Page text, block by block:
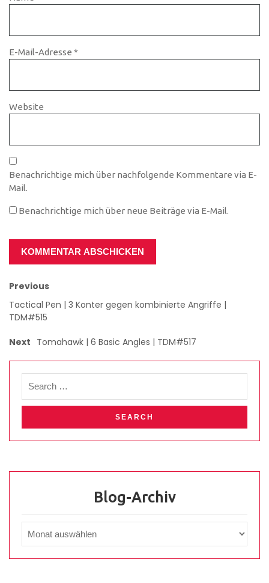
E-Mail-Adresse *
Website
Benachrichtige mich über nachfolgende Kommentare via E-
Mail.
Benachrichtige mich über neue Beiträge via E-Mail.
Previous
Tactical Pen | 3 Konter gegen kombinierte Angriffe |
TDM#515
Next Tomahawk | 6 Basic Angles | TDM#517
Blog-Archiv